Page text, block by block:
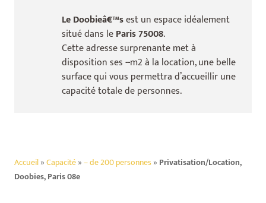
Le Doobieâ€™sest un espace idéalement
situé dans leParis 75008.
Cette adresse surprenante met à
disposition ses--m2 à la location, une belle
surface qui vous permettra d’accueillir une
capacité totale depersonnes.
Accueil»Capacité»– de 200 personnes » Privatisation/Location,
Doobies, Paris 08e